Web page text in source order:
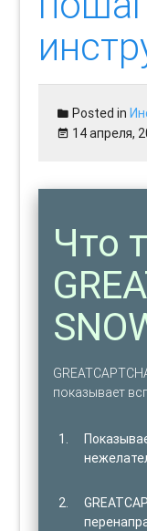
Posted in
14 апреля,
Что
показывает